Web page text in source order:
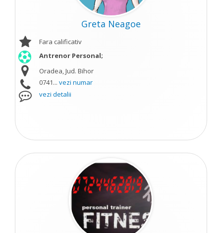
Greta Neagoe
Fara calificativ
Antrenor Personal;
Oradea, Jud. Bihor
0741... vezi numar
vezi detalii